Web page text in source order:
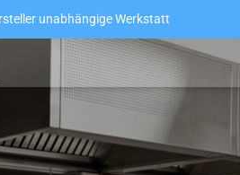
unabhängige Werkstatt